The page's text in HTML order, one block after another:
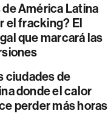
América Latina
el fracking? El
que marcará las
ciudades de
donde el calor
perder más horas